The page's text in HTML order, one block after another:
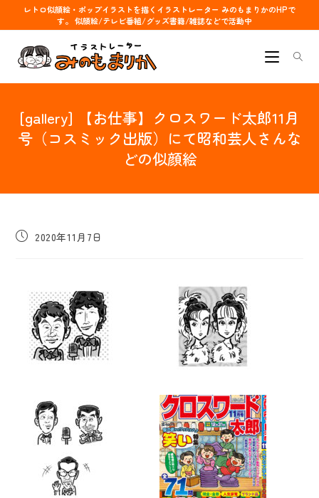
レトロ似顔絵・ポップイラストを描くイラストレーター みのもまりかのHPで
す。 似顔絵/テレビ番組/グッズ書籍/雑誌などで活動中
[gallery] 【お仕事】クロスワード太郎11月
号（コスミック出版）にて昭和芸人さんな
どの似顔絵
投
2020年11月7日